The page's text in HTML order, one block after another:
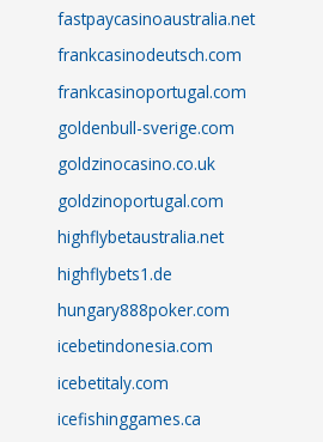
fastpaycasinoaustralia.net
frankcasinodeutsch.com
frankcasinoportugal.com
goldenbull-sverige.com
goldzinocasino.co.uk
goldzinoportugal.com
highflybetaustralia.net
highflybets1.de
hungary888poker.com
icebetindonesia.com
icebetitaly.com
icefishinggames.ca